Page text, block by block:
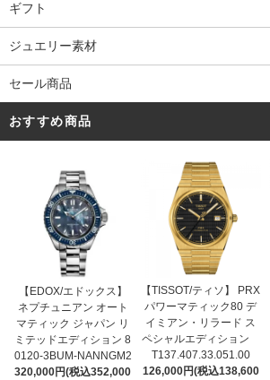
ギフト
ジュエリー素材
セール商品
おすすめ商品
【EDOX/エドックス】
ネプチュニアン オート
マティック ジャパン リ
ミテッドエディション 8
0120-3BUM-NANNGM2
320,000円(税込352,000
【TISSOT/ティソ】 PRX
パワーマティック80 デ
イミアン・リラード ス
ペシャルエディション
T137.407.33.051.00
126,000円(税込138,600